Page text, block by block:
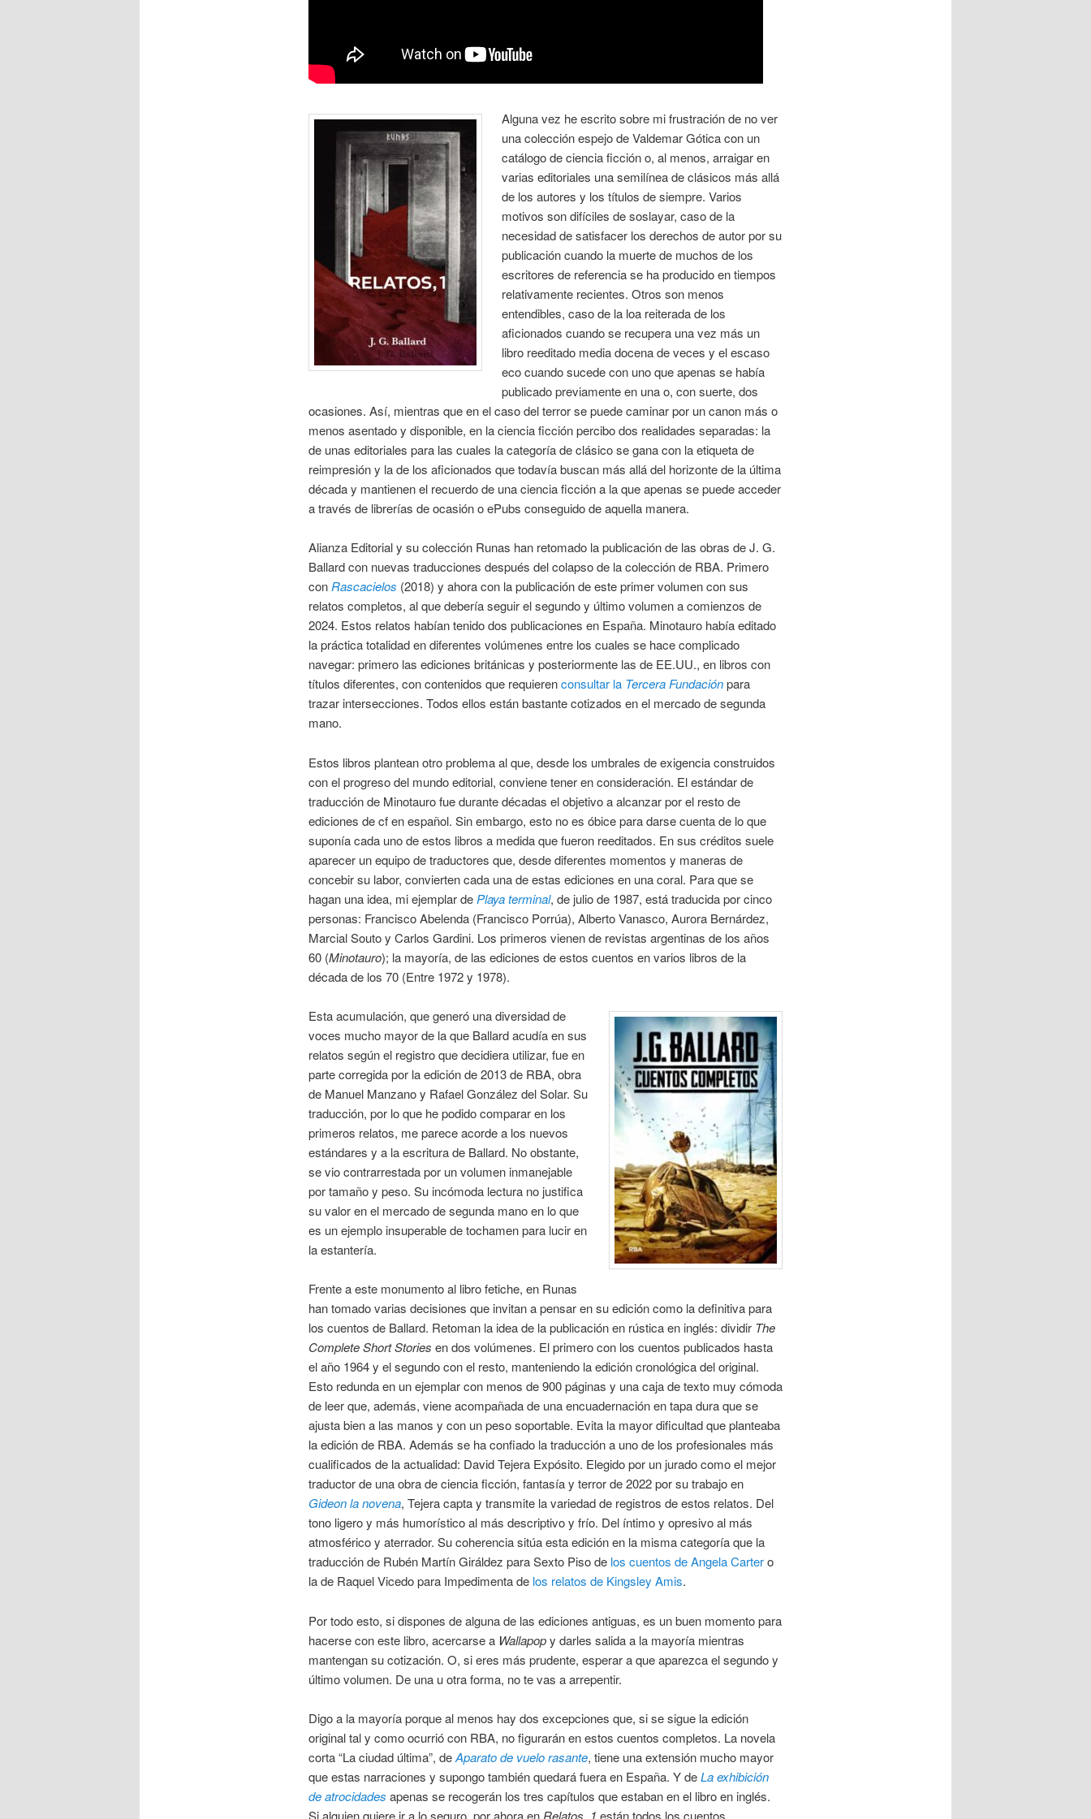
Alguna vez he escrito sobre mi frustración de no ver
una colección espejo de Valdemar Gótica con un
catálogo de ciencia ficción o, al menos, arraigar en
varias editoriales una semilínea de clásicos más allá
de los autores y los títulos de siempre. Varios
motivos son difíciles de soslayar, caso de la
necesidad de satisfacer los derechos de autor por su
publicación cuando la muerte de muchos de los
escritores de referencia se ha producido en tiempos
relativamente recientes. Otros son menos
entendibles, caso de la loa reiterada de los
aficionados cuando se recupera una vez más un
libro reeditado media docena de veces y el escaso
eco cuando sucede con uno que apenas se había
publicado previamente en una o, con suerte, dos
ocasiones. Así, mientras que en el caso del terror se puede caminar por un canon más o
menos asentado y disponible, en la ciencia ficción percibo dos realidades separadas: la
de unas editoriales para las cuales la categoría de clásico se gana con la etiqueta de
reimpresión y la de los aficionados que todavía buscan más allá del horizonte de la última
década y mantienen el recuerdo de una ciencia ficción a la que apenas se puede acceder
a través de librerías de ocasión o ePubs conseguido de aquella manera.
Alianza Editorial y su colección Runas han retomado la publicación de las obras de J. G.
Ballard con nuevas traducciones después del colapso de la colección de RBA. Primero
conRascacielos (2018) y ahora con la publicación de este primer volumen con sus
relatos completos, al que debería seguir el segundo y último volumen a comienzos de
2024. Estos relatos habían tenido dos publicaciones en España. Minotauro había editado
la práctica totalidad en diferentes volúmenes entre los cuales se hace complicado
navegar: primero las ediciones británicas y posteriormente las de EE.UU., en libros con
títulos diferentes, con contenidos que requierenconsultar la Tercera Fundaciónpara
trazar intersecciones. Todos ellos están bastante cotizados en el mercado de segunda
mano.
Estos libros plantean otro problema al que, desde los umbrales de exigencia construidos
con el progreso del mundo editorial, conviene tener en consideración. El estándar de
traducción de Minotauro fue durante décadas el objetivo a alcanzar por el resto de
ediciones de cf en español. Sin embargo, esto no es óbice para darse cuenta de lo que
suponía cada uno de estos libros a medida que fueron reeditados. En sus créditos suele
aparecer un equipo de traductores que, desde diferentes momentos y maneras de
concebir su labor, convierten cada una de estas ediciones en una coral. Para que se
hagan una idea, mi ejemplar de Playa terminal, de julio de 1987, está traducida por cinco
personas: Francisco Abelenda (Francisco Porrúa), Alberto Vanasco, Aurora Bernárdez,
Marcial Souto y Carlos Gardini. Los primeros vienen de revistas argentinas de los años
60 (Minotauro); la mayoría, de las ediciones de estos cuentos en varios libros de la
década de los 70 (Entre 1972 y 1978).
Esta acumulación, que generó una diversidad de
voces mucho mayor de la que Ballard acudía en sus
relatos según el registro que decidiera utilizar, fue en
parte corregida por la edición de 2013 de RBA, obra
de Manuel Manzano y Rafael González del Solar. Su
traducción, por lo que he podido comparar en los
primeros relatos, me parece acorde a los nuevos
estándares y a la escritura de Ballard. No obstante,
se vio contrarrestada por un volumen inmanejable
por tamaño y peso. Su incómoda lectura no justifica
su valor en el mercado de segunda mano en lo que
es un ejemplo insuperable de tochamen para lucir en
la estantería.
Frente a este monumento al libro fetiche, en Runas
han tomado varias decisiones que invitan a pensar en su edición como la definitiva para
los cuentos de Ballard. Retoman la idea de la publicación en rústica en inglés: dividir The
Complete Short Stories en dos volúmenes. El primero con los cuentos publicados hasta
el año 1964 y el segundo con el resto, manteniendo la edición cronológica del original.
Esto redunda en un ejemplar con menos de 900 páginas y una caja de texto muy cómoda
de leer que, además, viene acompañada de una encuadernación en tapa dura que se
ajusta bien a las manos y con un peso soportable. Evita la mayor dificultad que planteaba
la edición de RBA. Además se ha confiado la traducción a uno de los profesionales más
cualificados de la actualidad: David Tejera Expósito. Elegido por un jurado como el mejor
traductor de una obra de ciencia ficción, fantasía y terror de 2022 por su trabajo en
Gideon la novena, Tejera capta y transmite la variedad de registros de estos relatos. Del
tono ligero y más humorístico al más descriptivo y frío. Del íntimo y opresivo al más
atmosférico y aterrador. Su coherencia sitúa esta edición en la misma categoría que la
traducción de Rubén Martín Giráldez para Sexto Piso de los cuentos de Angela Cartero
la de Raquel Vicedo para Impedimenta de los relatos de Kingsley Amis.
Por todo esto, si dispones de alguna de las ediciones antiguas, es un buen momento para
hacerse con este libro, acercarse a Wallapopy darles salida a la mayoría mientras
mantengan su cotización. O, si eres más prudente, esperar a que aparezca el segundo y
último volumen. De una u otra forma, no te vas a arrepentir.
Digo a la mayoría porque al menos hay dos excepciones que, si se sigue la edición
original tal y como ocurrió con RBA, no figurarán en estos cuentos completos. La novela
corta “La ciudad última”, deAparato de vuelo rasante, tiene una extensión mucho mayor
que estas narraciones y supongo también quedará fuera en España. Y deLa exhibición
de atrocidades apenas se recogerán los tres capítulos que estaban en el libro en inglés.
Si alguien quiere ir a lo seguro, por ahora en Relatos, 1 están todos los cuentos